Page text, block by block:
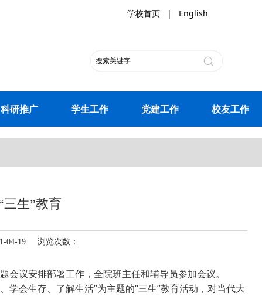
学校首页 | English
科研推广 学生工作 党建工作 校友工作
生”教育
04-19 浏览次数：
会议安排部署工作，全院班主任和辅导员参加会议。
会生存、了解生活”为主题的“三生”教育活动，对当代大